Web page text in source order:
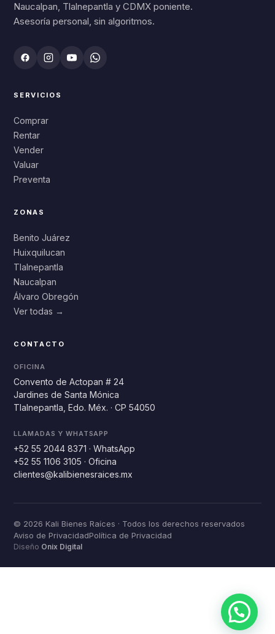
Naucalpan, Tlalnepantla y CDMX poniente.
Asesoría personal, sin algoritmos.
SERVICIOS
Comprar
Rentar
Vender
Valuar
Preventa
ZONAS
Benito Juárez
Huixquilucan
Tlalnepantla
Naucalpan
Álvaro Obregón
Ver todas →
CONTACTO
OFICINA
Convento de Actopan # 24
Jardines de Santa Mónica
Tlalnepantla, Edo. Méx. · CP 54050
LLAMADAS Y WHATSAPP
+52 55 2044 8371 · WhatsApp
+52 55 1106 3105 · Oficina
clientes@kalibienesraices.mx
© 2026 Kali Bienes Raíces · Todos los derechos reservados
Aviso de PrivacidadPolítica de Privacidad
Diseño Onix Digital